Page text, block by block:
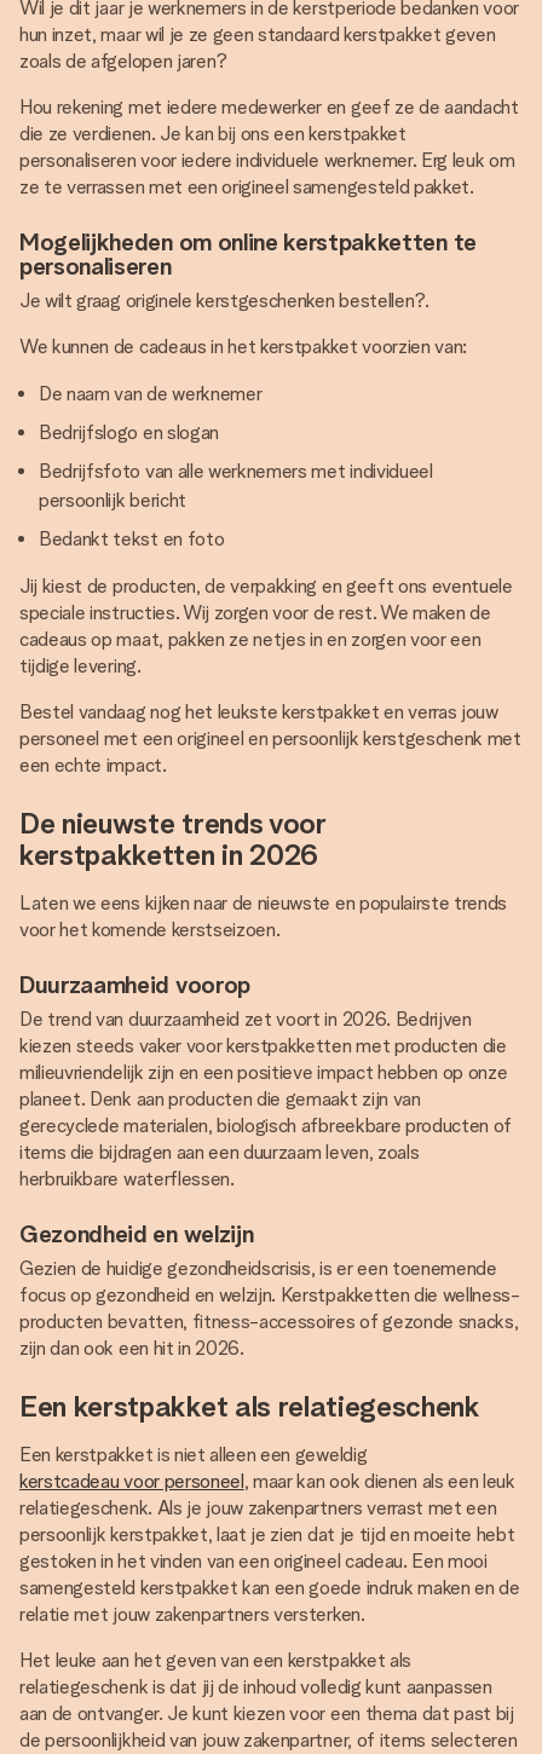
Wil je dit jaar je werknemers in de kerstperiode bedanken voor
hun inzet, maar wil je ze geen standaard kerstpakket geven
zoals de afgelopen jaren?
Hou rekening met iedere medewerker en geef ze de aandacht
die ze verdienen. Je kan bij ons een kerstpakket
personaliseren voor iedere individuele werknemer. Erg leuk om
ze te verrassen met een origineel samengesteld pakket.
Mogelijkheden om online kerstpakketten te
personaliseren
Je wilt graag originele kerstgeschenken bestellen?.
We kunnen de cadeaus in het kerstpakket voorzien van:
De naam van de werknemer
Bedrijfslogo en slogan
Bedrijfsfoto van alle werknemers met individueel
persoonlijk bericht
Bedankt tekst en foto
Jij kiest de producten, de verpakking en geeft ons eventuele
speciale instructies. Wij zorgen voor de rest. We maken de
cadeaus op maat, pakken ze netjes in en zorgen voor een
tijdige levering.
Bestel vandaag nog het leukste kerstpakket en verras jouw
personeel met een origineel en persoonlijk kerstgeschenk met
een echte impact.
De nieuwste trends voor
kerstpakketten in 2026
Laten we eens kijken naar de nieuwste en populairste trends
voor het komende kerstseizoen.
Duurzaamheid voorop
De trend van duurzaamheid zet voort in 2026. Bedrijven
kiezen steeds vaker voor kerstpakketten met producten die
milieuvriendelijk zijn en een positieve impact hebben op onze
planeet. Denk aan producten die gemaakt zijn van
gerecyclede materialen, biologisch afbreekbare producten of
items die bijdragen aan een duurzaam leven, zoals
herbruikbare waterflessen.
Gezondheid en welzijn
Gezien de huidige gezondheidscrisis, is er een toenemende
focus op gezondheid en welzijn. Kerstpakketten die wellness-
producten bevatten, fitness-accessoires of gezonde snacks,
zijn dan ook een hit in 2026.
Een kerstpakket als relatiegeschenk
Een kerstpakket is niet alleen een geweldig
kerstcadeau voor personeel, maar kan ook dienen als een leuk
relatiegeschenk. Als je jouw zakenpartners verrast met een
persoonlijk kerstpakket, laat je zien dat je tijd en moeite hebt
gestoken in het vinden van een origineel cadeau. Een mooi
samengesteld kerstpakket kan een goede indruk maken en de
relatie met jouw zakenpartners versterken.
Het leuke aan het geven van een kerstpakket als
relatiegeschenk is dat jij de inhoud volledig kunt aanpassen
aan de ontvanger. Je kunt kiezen voor een thema dat past bij
de persoonlijkheid van jouw zakenpartner, of items selecteren